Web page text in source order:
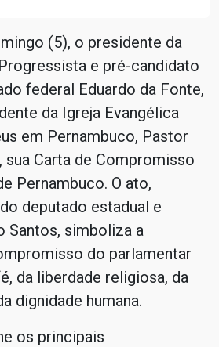
(5), o presidente da
e pré-candidato
federal Eduardo da Fonte,
da Igreja Evangélica
em Pernambuco, Pastor
Carta de Compromisso
Pernambuco. O ato,
deputado estadual e
Santos, simboliza a
do parlamentar
da liberdade religiosa, da
dignidade humana.
os principais